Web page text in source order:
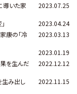
導いた家
2023.07.25
2023.04.24
康の「冷
2023.03.13
2023.01.19
を生んだ
2022.12.12
み出し
2022.11.15